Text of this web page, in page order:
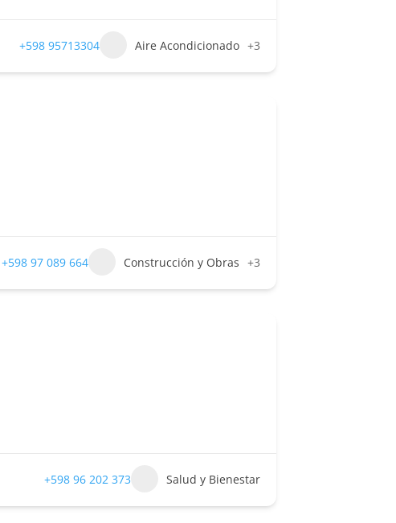
+598 95713304 Aire Acondicionado +3
+598 97 089 664 Construcción y Obras +3
+598 96 202 373 Salud y Bienestar